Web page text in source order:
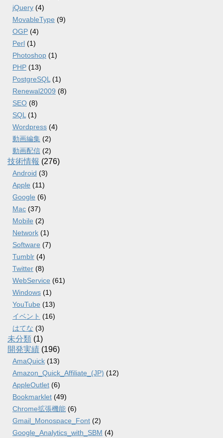
jQuery (4)
MovableType (9)
OGP (4)
Perl (1)
Photoshop (1)
PHP (13)
PostgreSQL (1)
Renewal2009 (8)
SEO (8)
SQL (1)
Wordpress (4)
動画編集 (2)
動画配信 (2)
技術情報 (276)
Android (3)
Apple (11)
Google (6)
Mac (37)
Mobile (2)
Network (1)
Software (7)
Tumblr (4)
Twitter (8)
WebService (61)
Windows (1)
YouTube (13)
イベント (16)
はてな (3)
未分類 (1)
開発実績 (196)
AmaQuick (13)
Amazon_Quick_Affiliate_(JP) (12)
AppleOutlet (6)
Bookmarklet (49)
Chrome拡張機能 (6)
Gmail_Monospace_Font (2)
Google_Analytics_with_SBM (4)